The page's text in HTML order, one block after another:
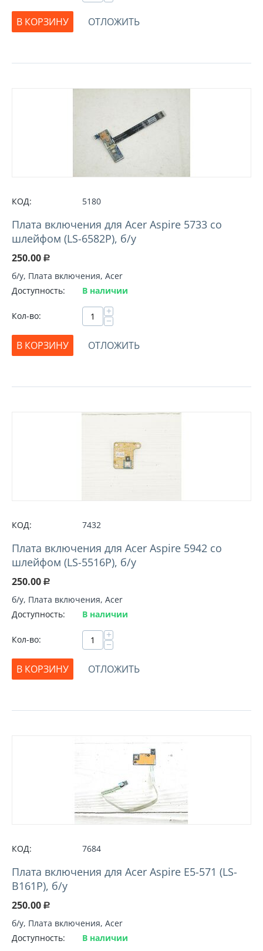
В КОРЗИНУ
ОТЛОЖИТЬ
КОД: 5180
Плата включения для Acer Aspire 5733 со
шлейфом (LS-6582P), б/у
250.00 Р
б/у, Плата включения, Acer
Доступность:
В наличии
Кол-во: +
−
В КОРЗИНУ
ОТЛОЖИТЬ
КОД: 7432
Плата включения для Acer Aspire 5942 со
шлейфом (LS-5516P), б/у
250.00 Р
б/у, Плата включения, Acer
Доступность:
В наличии
Кол-во: +
−
В КОРЗИНУ
ОТЛОЖИТЬ
КОД: 7684
Плата включения для Acer Aspire E5-571 (LS-
B161P), б/у
250.00 Р
б/у, Плата включения, Acer
Доступность:
В наличии